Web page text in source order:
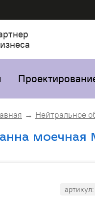
Нейтральное
моечная